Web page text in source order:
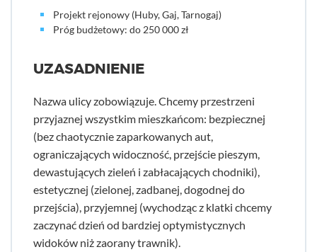
Projekt rejonowy (Huby, Gaj, Tarnogaj)
Próg budżetowy: do 250 000 zł
UZASADNIENIE
Nazwa ulicy zobowiązuje. Chcemy przestrzeni
przyjaznej wszystkim mieszkańcom: bezpiecznej
(bez chaotycznie zaparkowanych aut,
ograniczających widoczność, przejście pieszym,
dewastujących zieleń i zabłacających chodniki),
estetycznej (zielonej, zadbanej, dogodnej do
przejścia), przyjemnej (wychodząc z klatki chcemy
zaczynać dzień od bardziej optymistycznych
widoków niż zaorany trawnik).